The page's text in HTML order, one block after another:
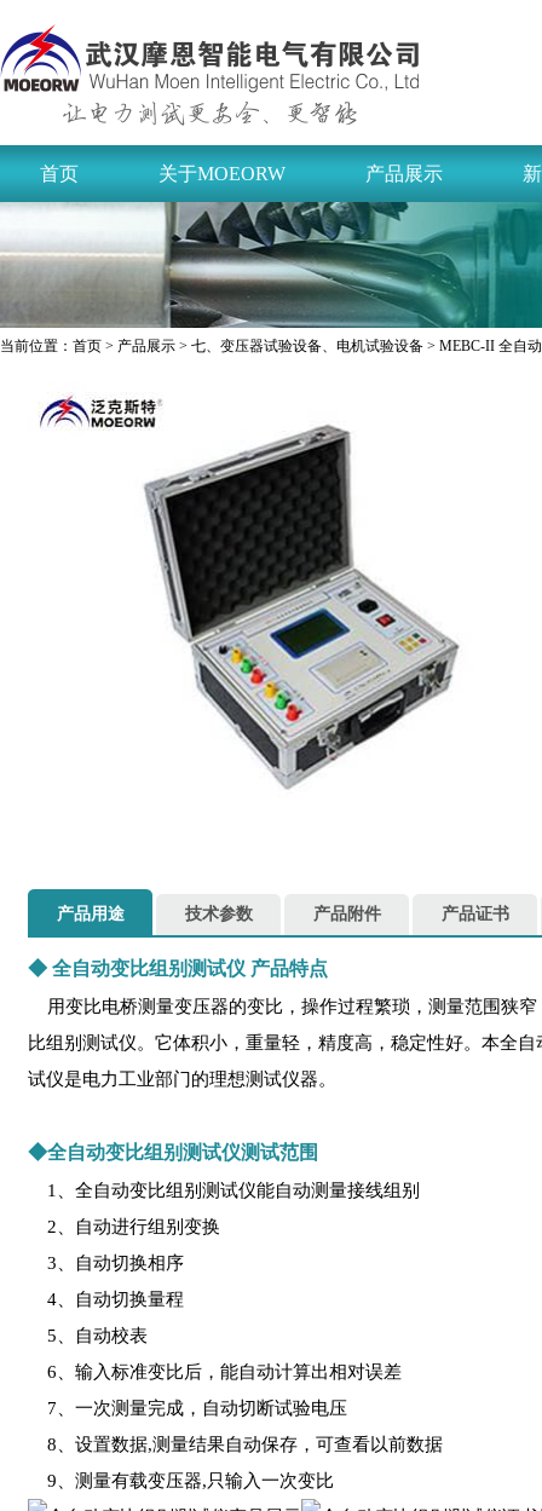
首页 关于MOEORW 产品展示
当前位置： 首页 > 产品展示 > 七、变压器试验设备、电机试验设备 > MEBC-II 全自
产品用途 技术参数 产品附件 产品证书
◆ 全自动变比组别测试仪 产品特点
用变比电桥测量变压器的变比，操作过程繁琐，测量范围狭
比组别测试仪。它体积小，重量轻，精度高，稳定性好。本全
试仪是电力工业部门的理想测试仪器。
◆全自动变比组别测试仪测试范围
1、全自动变比组别测试仪能自动测量接线组别
2、自动进行组别变换
3、自动切换相序
4、自动切换量程
5、自动校表
6、输入标准变比后，能自动计算出相对误差
7、一次测量完成，自动切断试验电压
8、设置数据,测量结果自动保存，可查看以前数据
9、测量有载变压器,只输入一次变比